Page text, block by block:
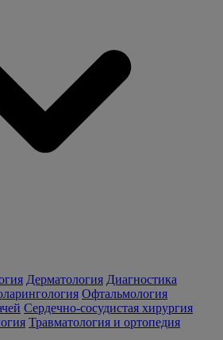
Дерматология Диагностика
Офтальмология
Сердечно-сосудистая хирургия
Травматология и ортопедия